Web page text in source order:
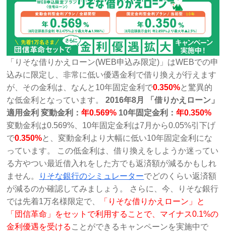
「りそな借りかえローン(WEB申込み限定)」はWEBでの申
込みに限定し、非常に低い優遇金利で借り換えが行えます
が、その金利は、なんと10年固定金利で0.350%と驚異的
な低金利となっています。2016年8月 「借りかえローン」
適用金利 変動金利：年0.569% 10年固定金利：年0.350%
変動金利は0.569%、10年固定金利は7月から0.05%引下げ
で0.350%と、変動金利より大幅に低い10年固定金利にな
っています。 この低金利は、借り換えをしようか迷ってい
る方やつい最近借入れをした方でも返済額が減るかもしれ
ません。
りそな銀行のシミュレーターでどのくらい返済額
が減るのか確認してみましょう。 さらに、今、りそな銀行
では先着1万名様限定で、
「りそな借りかえローン」と
「団信革命」をセットで利用することで、マイナス0.1%の
金利優遇を受ける ことができるキャンペーンを実施中で